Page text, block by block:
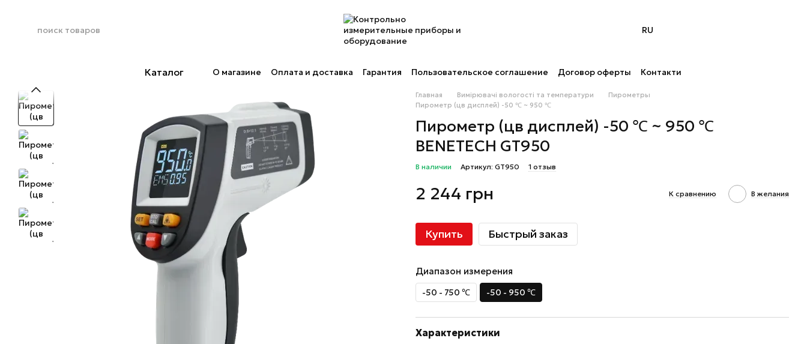
RU
Каталог О магазине Оплата и доставка Гарантия Пользовательское соглашение Договор оферты Контакти
Главная Вимірювачі вологості та температури
Пирометры
Пирометр (цв дисплей) -50 ℃ ~ 950 ℃
Пирометр (цв дисплей) -50 ℃ ~ 950 ℃
BENETECH GT950
В наличии Артикул: GT950 1 отзыв
2 244 грн К сравнению В желания
Купить Быстрый заказ
Диапазон измерения
-50 - 750 ℃ -50 - 950 ℃
Характеристики